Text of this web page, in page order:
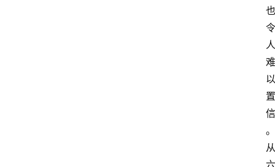
也
令
人
难
以
置
信
。
从
六